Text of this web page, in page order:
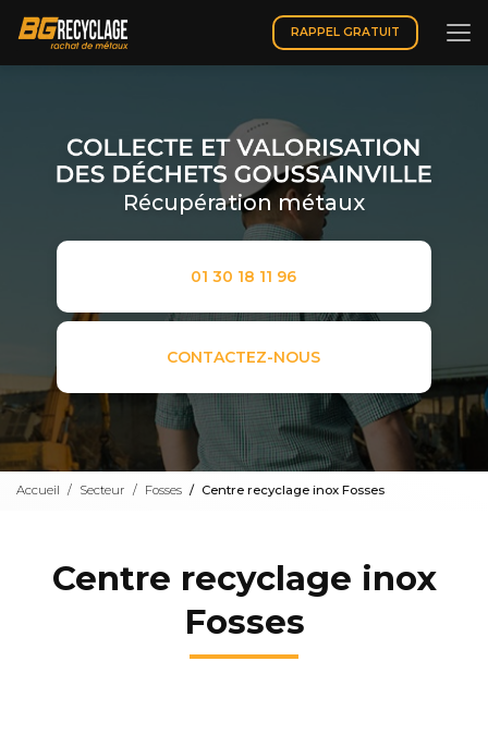
contenu
principal
RAPPEL GRATUIT
Récupération métaux
01 30 18 11 96
CONTACTEZ-NOUS
Accueil Secteur Fosses Centre recyclage inox Fosses
Centre recyclage inox
Fosses